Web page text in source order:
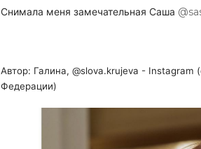
Снимала меня замечательная Саша
Автор: Галина, @slova.krujeva - Instagram
Федерации)